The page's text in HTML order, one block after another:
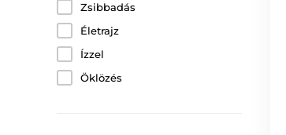
Zsibbadás
Életrajz
Ízzel
Öklözés